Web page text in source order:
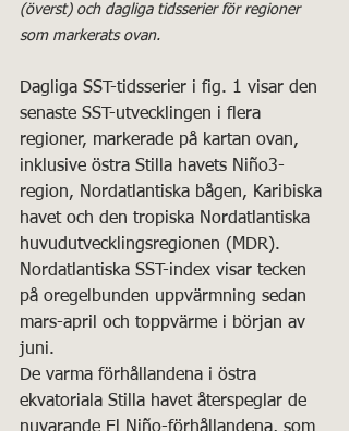
(överst) och dagliga tidsserier för regioner
som markerats ovan.
Dagliga SST-tidsserier i fig. 1 visar den
senaste SST-utvecklingen i flera
regioner, markerade på kartan ovan,
inklusive östra Stilla havets Niño3-
region, Nordatlantiska bågen, Karibiska
havet och den tropiska Nordatlantiska
huvudutvecklingsregionen (MDR).
Nordatlantiska SST-index visar tecken
på oregelbunden uppvärmning sedan
mars-april och toppvärme i början av
juni.
De varma förhållandena i östra
ekvatoriala Stilla havet återspeglar de